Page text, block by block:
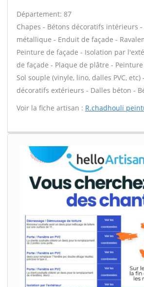
Département: 87
Chapes - Bétons décoratifs intérieurs
métallique - Enduit de façade -
Peinture de façade - Isolation par
de façade - Plaque de plâtre -
Sol souple (vinyle, lino, dalles PVC, etc)
décoratifs extérieurs - Dalles béton -
Voir la fiche artisan : R.chadhouli